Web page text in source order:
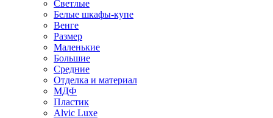
Светлые
Белые шкафы-купе
Венге
Размер
Маленькие
Большие
Средние
Отделка и материал
МДФ
Пластик
Alvic Luxe